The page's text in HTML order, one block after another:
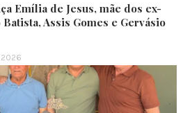
Emília de Jesus, mãe dos ex-
Assis Gomes e Gervásio